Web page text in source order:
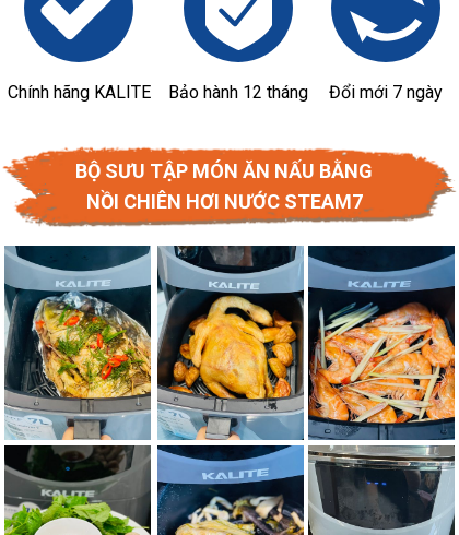
Chính hãng KALITE Bảo hành 12 tháng Đổi mới 7 ngày
BỘ SƯU TẬP MÓN ĂN NẤU BẰNG
NỒI CHIÊN HƠI NƯỚC STEAM7